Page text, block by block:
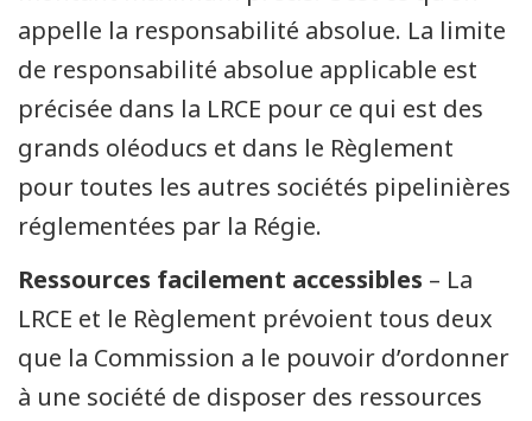
appelle la responsabilité absolue. La limite
de responsabilité absolue applicable est
précisée dans la LRCE pour ce qui est des
grands oléoducs et dans le Règlement
pour toutes les autres sociétés pipelinières
réglementées par la Régie.
Ressources facilement accessibles – La
LRCE et le Règlement prévoient tous deux
que la Commission a le pouvoir d’ordonner
à une société de disposer des ressources